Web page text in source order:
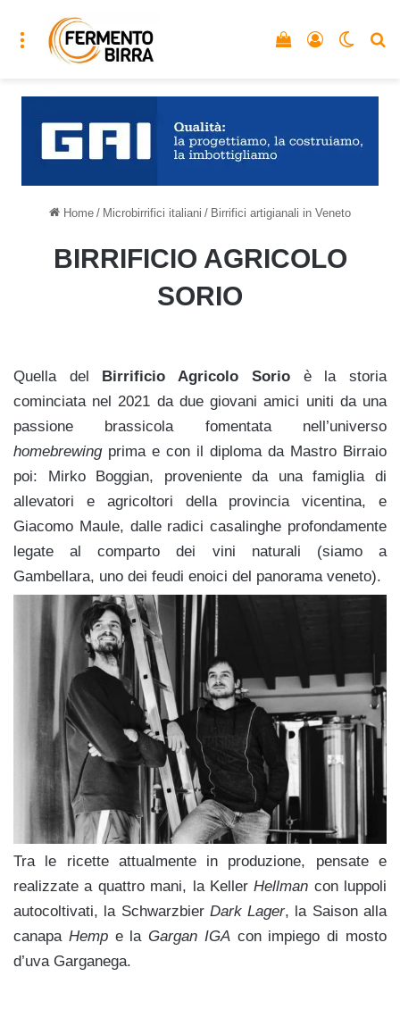
Menu Accedi
Vedi il carrello
Home / Microbirrifici italiani / Birrifici artigianali in Veneto
BIRRIFICIO AGRICOLO
SORIO
Quella del Birrificio Agricolo Sorio è la storia
cominciata nel 2021 da due giovani amici uniti da una
passione brassicola fomentata nell’universo
homebrewing prima e con il diploma da Mastro Birraio
poi: Mirko Boggian, proveniente da una famiglia di
allevatori e agricoltori della provincia vicentina, e
Giacomo Maule, dalle radici casalinghe profondamente
legate al comparto dei vini naturali (siamo a
Gambellara, uno dei feudi enoici del panorama veneto).
Tra le ricette attualmente in produzione, pensate e
realizzate a quattro mani, la KellerHellman con luppoli
autocoltivati, la SchwarzbierDark Lager, la Saison alla
canapa Hempe laGargan IGAcon impiego di mosto
d’uva Garganega.